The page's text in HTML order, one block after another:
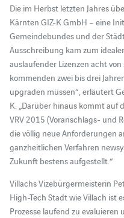
Die im Herbst letzten Jahres
Kärnten GIZ-K GmbH – eine
Gemeindebundes und der
Ausschreibung kam zum
auslaufender Lizenzen acht
kommenden zwei bis drei
upgraden müssen“, erläutert
K. „Darüber hinaus kommt auf
VRV 2015 (Voranschlags- und
die völlig neue Anforderungen
ganzheitlichen Verfahren
Zukunft bestens aufgestellt.“
Villachs Vizebürgermeisterin
High-Tech Stadt wie Villach ist
Prozesse laufend zu